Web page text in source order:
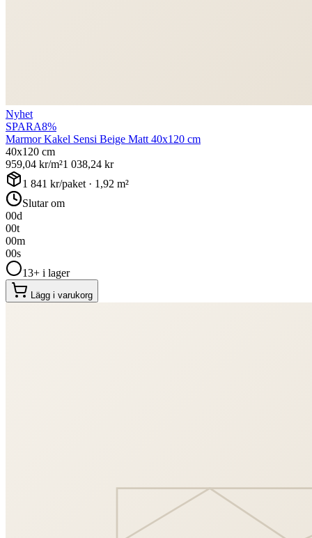
Nyhet
SPARA8%
Marmor Kakel Sensi Beige Matt 40x120 cm
40x120 cm
959,04 kr/m²1 038,24 kr
1 841 kr/paket · 1,92 m²
Slutar om
00d
00t
00m
00s
13+ i lager
Lägg i varukorg